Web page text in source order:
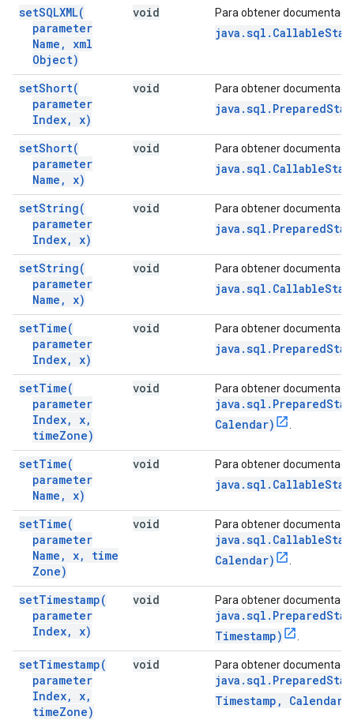
setSQLXML(
parameter
Name ,
xml
Object)
void Para obtener
setShort(
parameter
Index, x)
void Para obtener
setShort(
parameter
Name , x)
void Para obtener
setString(
parameter
Index, x)
void Para obtener
setString(
parameter
Name , x)
void Para obtener
setTime(
parameter
Index, x)
void Para obtener
setTime(
parameter
Index, x,
timeZone)
void Para obtener
Calendar)
setTime(
parameter
Name , x)
void Para obtener
setTime(
parameter
Name , x,
time
Zone)
void Para obtener
Calendar)
setTimestamp(
parameter
Index, x)
void Para obtener
Timestamp)
setTimestamp(
parameter
Index, x,
timeZone)
void Para obtener
Timestamp, Calendar)